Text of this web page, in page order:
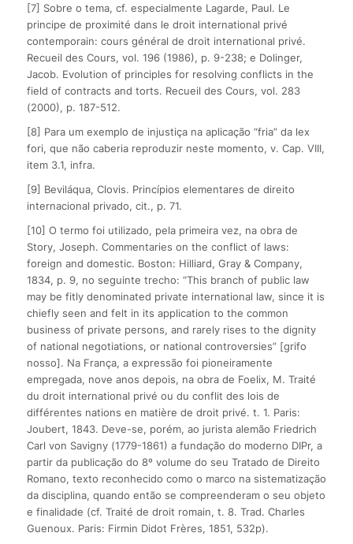
[7] Sobre o tema, cf. especialmente Lagarde, Paul. Le
principe de proximité dans le droit international privé
contemporain: cours général de droit international privé.
Recueil des Cours, vol. 196 (1986), p. 9-238; e Dolinger,
Jacob. Evolution of principles for resolving conflicts in the
field of contracts and torts. Recueil des Cours, vol. 283
(2000), p. 187-512.
[8] Para um exemplo de injustiça na aplicação “fria” da lex
fori, que não caberia reproduzir neste momento, v. Cap. VIII,
item 3.1, infra.
[9] Beviláqua, Clovis. Princípios elementares de direito
internacional privado, cit., p. 71.
[10] O termo foi utilizado, pela primeira vez, na obra de
Story, Joseph. Commentaries on the conflict of laws:
foreign and domestic. Boston: Hilliard, Gray & Company,
1834, p. 9, no seguinte trecho: “This branch of public law
may be fitly denominated private international law, since it is
chiefly seen and felt in its application to the common
business of private persons, and rarely rises to the dignity
of national negotiations, or national controversies” [grifo
nosso]. Na França, a expressão foi pioneiramente
empregada, nove anos depois, na obra de Foelix, M. Traité
du droit international privé ou du conflit des lois de
différentes nations en matière de droit privé. t. 1. Paris:
Joubert, 1843. Deve-se, porém, ao jurista alemão Friedrich
Carl von Savigny (1779-1861) a fundação do moderno DIPr, a
partir da publicação do 8º volume do seu Tratado de Direito
Romano, texto reconhecido como o marco na sistematização
da disciplina, quando então se compreenderam o seu objeto
e finalidade (cf. Traité de droit romain, t. 8. Trad. Charles
Guenoux. Paris: Firmin Didot Frères, 1851, 532p).